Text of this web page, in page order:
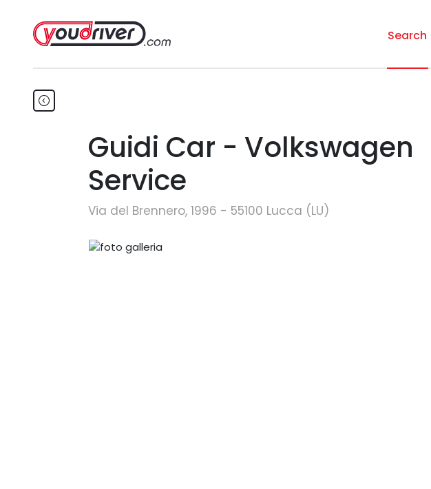
Search
Guidi Car - Volkswagen
Service
Via del Brennero, 1996 - 55100 Lucca (LU)